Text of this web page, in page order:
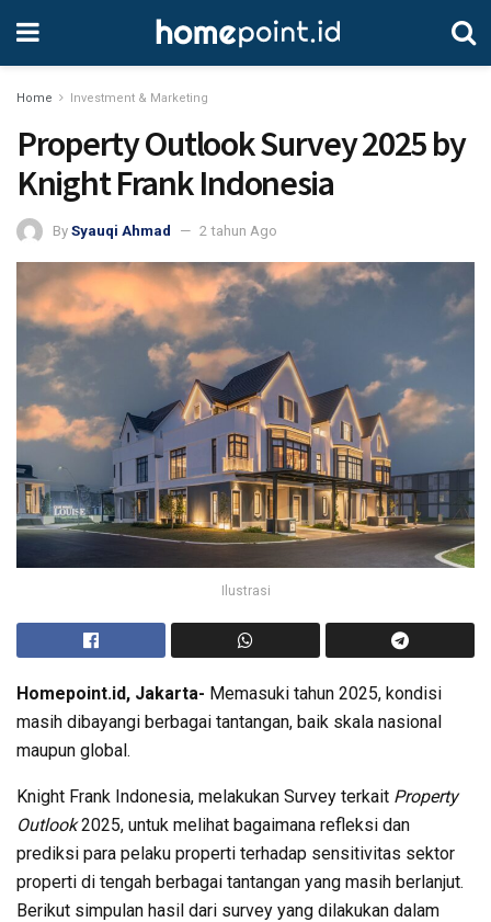
Home Investment & Marketing
Property Outlook Survey 2025 by
Knight Frank Indonesia
By Syauqi Ahmad 2 tahun Ago
Ilustrasi
Homepoint.id, Jakarta- Memasuki tahun 2025, kondisi
masih dibayangi berbagai tantangan, baik skala nasional
maupun global.
Knight Frank Indonesia, melakukan Survey terkait Property
Outlook2025, untuk melihat bagaimana refleksi dan
prediksi para pelaku properti terhadap sensitivitas sektor
properti di tengah berbagai tantangan yang masih berlanjut.
Berikut simpulan hasil dari survey yang dilakukan dalam